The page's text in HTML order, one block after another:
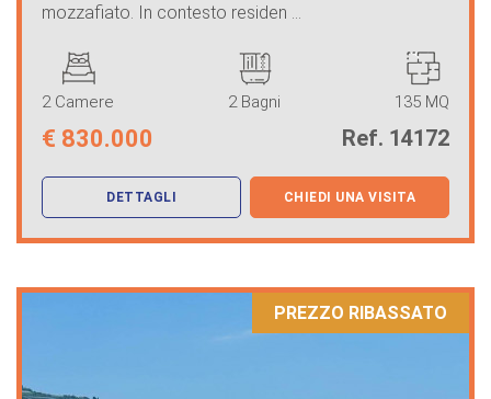
mozzafiato. In contesto residen ...
2 Camere 2 Bagni 135 MQ
€ 830.000 Ref. 14172
DETTAGLI CHIEDI UNA VISITA
PREZZO RIBASSATO